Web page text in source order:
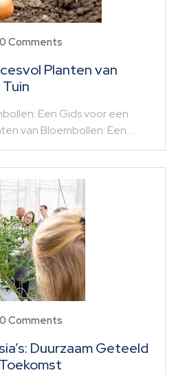
0 Comments
Planten van
Een Gids voor een
van Bloembollen: Een…
0 Comments
Duurzaam Geteeld